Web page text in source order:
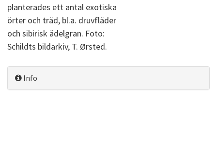
planterades ett antal exotiska
örter och träd, bl.a. druvfläder
och sibirisk ädelgran. Foto:
Schildts bildarkiv, T. Ørsted.
Info